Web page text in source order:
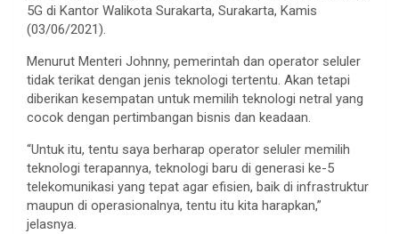
5G di Kantor Walikota Surakarta, Surakarta, Kamis
(03/06/2021).
Menurut Menteri Johnny, pemerintah dan operator seluler
tidak terikat dengan jenis teknologi tertentu. Akan tetapi
diberikan kesempatan untuk memilih teknologi netral yang
cocok dengan pertimbangan bisnis dan keadaan.
“Untuk itu, tentu saya berharap operator seluler memilih
teknologi terapannya, teknologi baru di generasi ke-5
telekomunikasi yang tepat agar efisien, baik di infrastruktur
maupun di operasionalnya, tentu itu kita harapkan,”
jelasnya.